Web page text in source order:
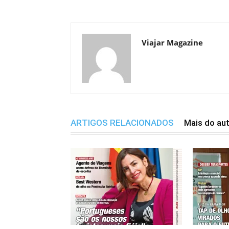
Viajar Magazine
ARTIGOS RELACIONADOS Mais do